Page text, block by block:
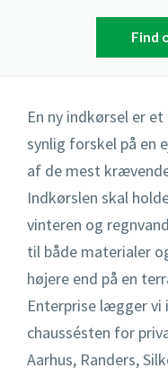
Isoleret skur
Sandpude
Støbning af
Terrænregulering
Terrasse
Støttemur
Højvandslukker
Omfangsdræn
Separering af
Rottespærre
TV-inspektion
Find
En ny indkørsel er
synlig forskel på en
af de mest
Indkørslen skal
vinteren og
til både materialer
højere end på en
Enterprise lægger vi
chaussésten for
Aarhus, Randers,